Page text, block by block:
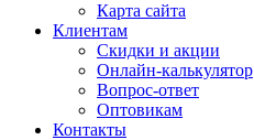
Карта сайта
Клиентам
Скидки и акции
Онлайн-калькулятор
Вопрос-ответ
Оптовикам
Контакты